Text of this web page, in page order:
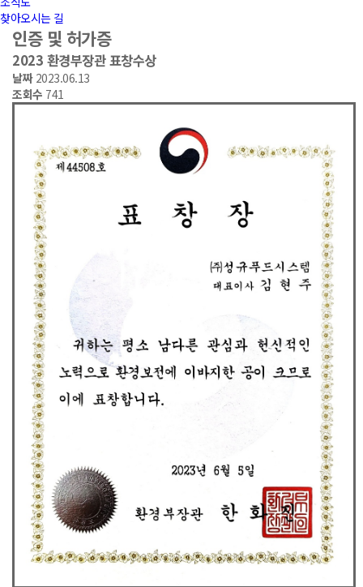
찾아오시는 길
인증 및 허가증
2023 환경부장관 표창수상
날짜2023.06.13
조회수 741